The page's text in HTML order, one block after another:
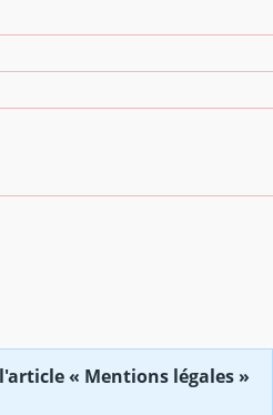
« Mentions légales »